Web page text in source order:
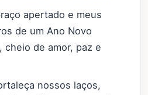
apertado e meus
de um Ano Novo
cheio de amor, paz e
nossos laços,